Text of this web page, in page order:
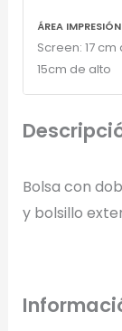
ÁREA IMPRESIÓN
Screen: 17
15cm de alto
Bolsa con
y bolsillo